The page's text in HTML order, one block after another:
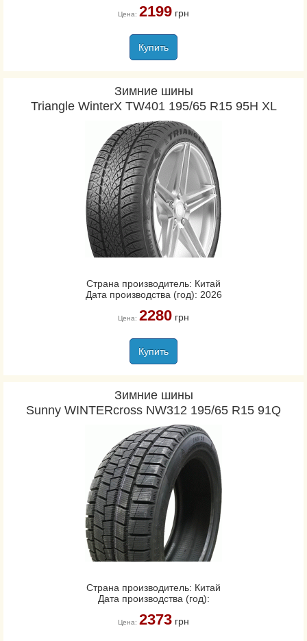
Цена: 2199грн
Купить
Зимние шины
Triangle WinterX TW401 195/65 R15 95H XL
Страна производитель: Китай
Дата производства (год): 2026
Цена: 2280грн
Купить
Зимние шины
Sunny WINTERcross NW312 195/65 R15 91Q
Страна производитель: Китай
Дата производства (год):
Цена: 2373грн